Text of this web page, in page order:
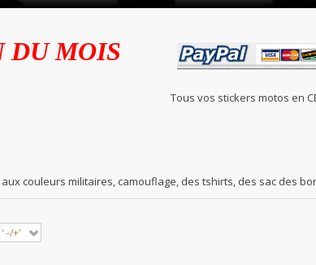
DU MOIS
Tous vos stickers motos
couleurs militaires, camouflage, des tshirts, des sac des
-/+'